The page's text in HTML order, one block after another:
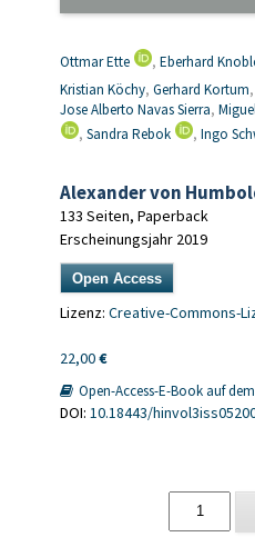
Ottmar Ette , Eberhard
Kristian Köchy, Gerhard Kortum,
Jose Alberto Navas Sierra,
, Sandra Rebok , Ingo
Alexander von
133 Seiten, Paperback
Erscheinungsjahr 2019
Open Access
Lizenz: Creative-Commons-
22,00€
Open-Access-E-Book auf
DOI: 10.18443/